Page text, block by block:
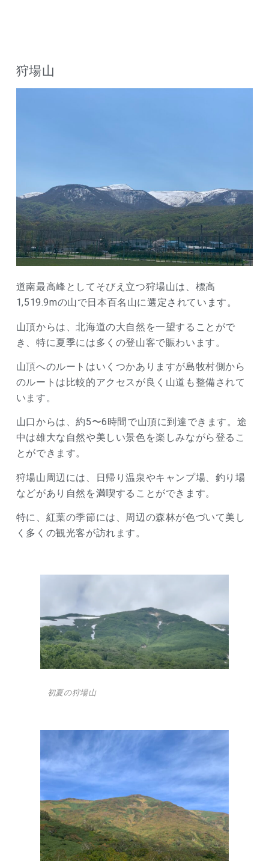
狩場山
道南最高峰としてそびえ立つ狩場山は、標高
1,519.9mの山で日本百名山に選定されています。
山頂からは、北海道の大自然を一望することがで
き、特に夏季には多くの登山客で賑わいます。
山頂へのルートはいくつかありますが島牧村側から
のルートは比較的アクセスが良く山道も整備されて
います。
山口からは、約5〜6時間で山頂に到達できます。途
中は雄大な自然や美しい景色を楽しみながら登るこ
とができます。
狩場山周辺には、日帰り温泉やキャンプ場、釣り場
などがあり自然を満喫することができます。
特に、紅葉の季節には、周辺の森林が色づいて美し
く多くの観光客が訪れます。
初夏の狩場山